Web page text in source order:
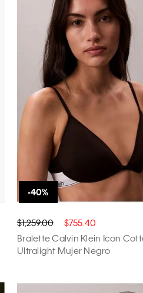
$1,259.00 $755.40
Bralette Calvin Klein Icon
Ultralight Mujer Negro